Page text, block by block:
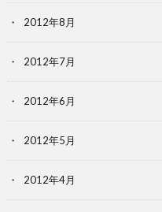
2012年8月
2012年7月
2012年6月
2012年5月
2012年4月